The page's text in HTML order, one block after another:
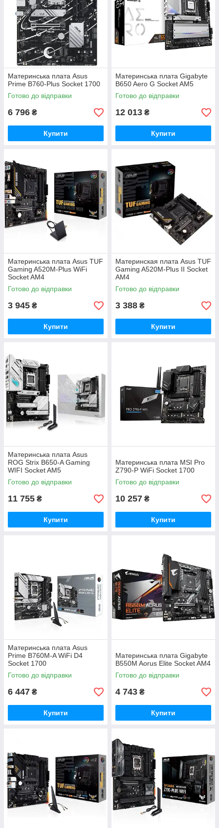
Материнська плата Asus
Prime B760-Plus Socket 1700
Готово до відправки
6 796 ₴
Купити
Материнська плата Gigabyte
B650 Aero G Socket AM5
Готово до відправки
12 013 ₴
Купити
Материнська плата Asus TUF
Gaming A520M-Plus WiFi
Socket AM4
Готово до відправки
3 945 ₴
Купити
Материнская плата Asus TUF
Gaming A520M-Plus II Socket
AM4
Готово до відправки
3 388 ₴
Купити
Материнська плата Asus
ROG Strix B650-A Gaming
WIFI Socket AM5
Готово до відправки
11 755 ₴
Купити
Материнська плата MSI Pro
Z790-P WiFi Socket 1700
Готово до відправки
10 257 ₴
Купити
Материнська плата Asus
Prime B760M-A WiFi D4
Socket 1700
Готово до відправки
6 447 ₴
Купити
Материнська плата Gigabyte
B550M Aorus Elite Socket AM4
Готово до відправки
4 743 ₴
Купити